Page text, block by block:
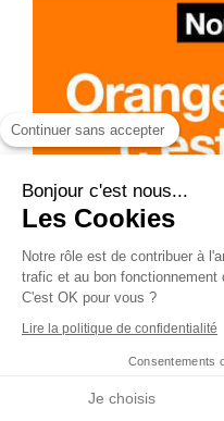
Continuer sans accepter
Bonjour c'est nous...
Les Cookies
Notre rôle est de contribuer à
trafic et au bon fonctionnement
C'est OK pour vous ?
Lire la politique de confidentialité
Consentements
Je choisis